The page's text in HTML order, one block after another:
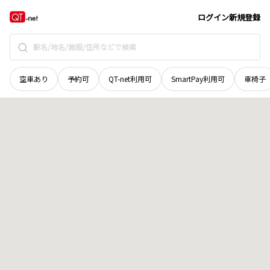
ログイン新規登録
空車あり 予約可 QT-net利用可 SmartPay利用可 車椅子
奈良県